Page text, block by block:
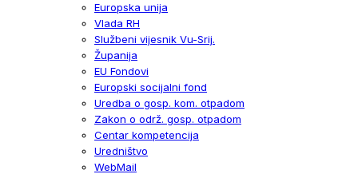
Europska unija
Vlada RH
Službeni vijesnik Vu-Srij.
Županija
EU Fondovi
Europski socijalni fond
Uredba o gosp. kom. otpadom
Zakon o održ. gosp. otpadom
Centar kompetencija
Uredništvo
WebMail